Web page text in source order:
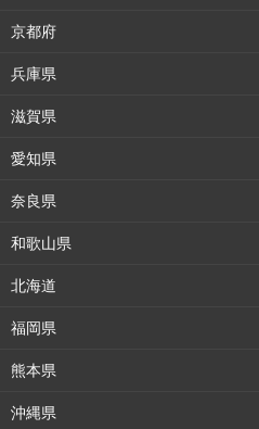
京都府
兵庫県
滋賀県
愛知県
奈良県
和歌山県
北海道
福岡県
熊本県
沖縄県